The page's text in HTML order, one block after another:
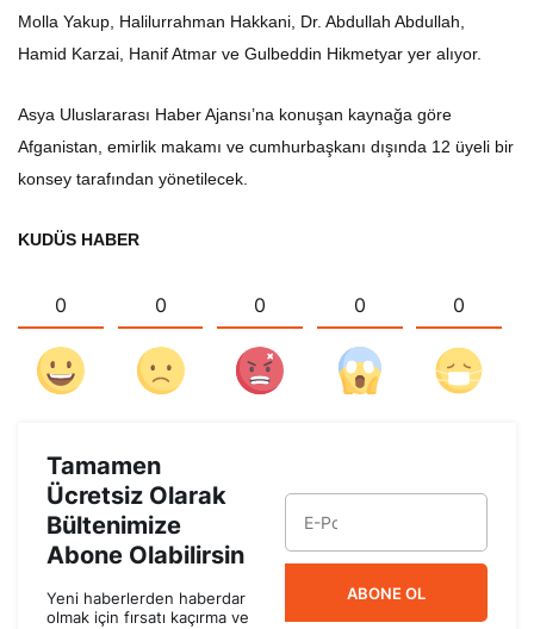
Molla Yakup, Halilurrahman Hakkani, Dr. Abdullah Abdullah,
Hamid Karzai, Hanif Atmar ve Gulbeddin Hikmetyar yer alıyor.
Asya Uluslararası Haber Ajansı’na konuşan kaynağa göre
Afganistan, emirlik makamı ve cumhurbaşkanı dışında 12 üyeli bir
konsey tarafından yönetilecek.
KUDÜS HABER
0 0 0 0 0
Tamamen
Ücretsiz Olarak
Bültenimize
Abone Olabilirsin
Yeni haberlerden haberdar
olmak için fırsatı kaçırma ve
ABONE OL